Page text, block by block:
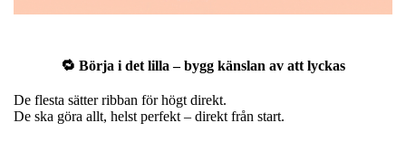
🔁 Börja i det lilla – bygg känslan av att lyckas
De flesta sätter ribban för högt direkt.
De ska göra allt, helst perfekt – direkt från start.